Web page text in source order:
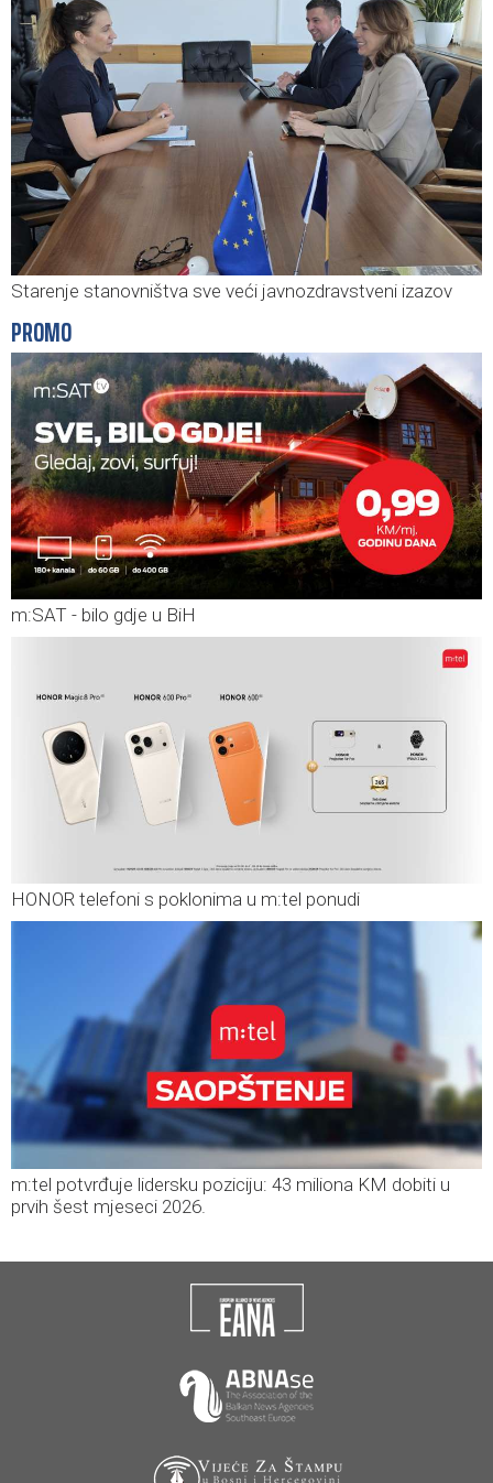
Starenje stanovništva sve veći javnozdravstveni izazov
PROMO
m:SAT - bilo gdje u BiH
HONOR telefoni s poklonima u m:tel ponudi
m:tel potvrđuje lidersku poziciju: 43 miliona KM dobiti u
prvih šest mjeseci 2026.